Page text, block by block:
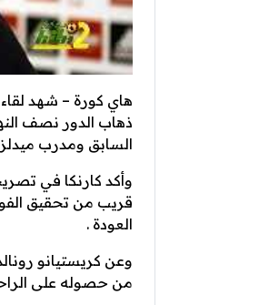
هاي كورة – شهد
ذهاب الدور نصف
السابق ومدرب
وأكد كارنكا في
قريب من تحقيق
العودة .
وعن كريستيانو
من حصوله على